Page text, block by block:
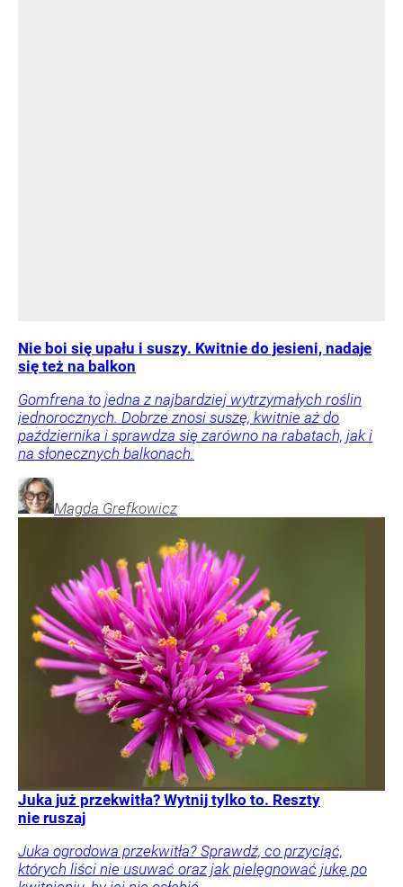
Nie boi się upału i suszy. Kwitnie do jesieni, nadaje
się też na balkon
Gomfrena to jedna z najbardziej wytrzymałych roślin
jednorocznych. Dobrze znosi suszę, kwitnie aż do
października i sprawdza się zarówno na rabatach, jak i
na słonecznych balkonach.
Magda Grefkowicz
Juka już przekwitła? Wytnij tylko to. Reszty
nie ruszaj
Juka ogrodowa przekwitła? Sprawdź, co przyciąć,
których liści nie usuwać oraz jak pielęgnować jukę po